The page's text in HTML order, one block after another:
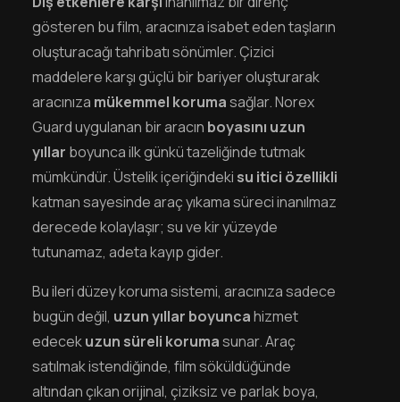
gösteren bu film, aracınıza isabet eden taşların
oluşturacağı tahribatı sönümler. Çizici
maddelere karşı güçlü bir bariyer oluşturarak
aracınıza mükemmel korumasağlar. Norex
Guard uygulanan bir aracın boyasını uzun
yıllar boyunca ilk günkü tazeliğinde tutmak
mümkündür. Üstelik içeriğindeki su itici özellikli
katman sayesinde araç yıkama süreci inanılmaz
derecede kolaylaşır; su ve kir yüzeyde
tutunamaz, adeta kayıp gider.
Bu ileri düzey koruma sistemi, aracınıza sadece
bugün değil, uzun yıllar boyuncahizmet
edecekuzun süreli korumasunar. Araç
satılmak istendiğinde, film söküldüğünde
altından çıkan orijinal, çiziksiz ve parlak boya,